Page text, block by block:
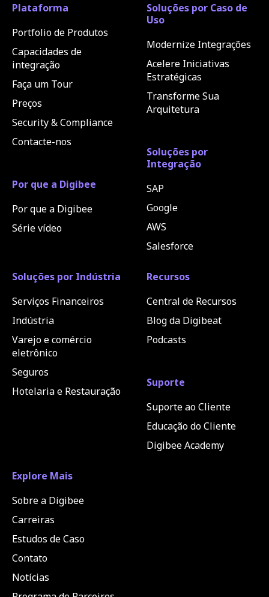
Plataforma
Portfolio de Produtos
Capacidades de
integração
Faça um Tour
Preços
Security & Compliance
Contacte-nos
Por que a Digibee
Por que a Digibee
Série vídeo
Soluções por Caso de
Uso
Modernize Integrações
Acelere Iniciativas
Estratégicas
Transforme Sua
Arquitetura
Soluções por
Integração
SAP
Google
AWS
Salesforce
Soluções por Indústria
Serviços Financeiros
Indústria
Varejo e comércio
eletrônico
Seguros
Hotelaria e Restauração
Recursos
Central de Recursos
Blog da Digibeat
Podcasts
Suporte
Suporte ao Cliente
Educação do Cliente
Digibee Academy
Explore Mais
Sobre a Digibee
Carreiras
Estudos de Caso
Contato
Notícias